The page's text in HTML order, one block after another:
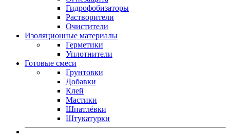
Гидрофобизаторы
Растворители
Очистители
Изоляционные материалы
Герметики
Уплотнители
Готовые смеси
Грунтовки
Добавки
Клей
Мастики
Шпатлёвки
Штукатурки